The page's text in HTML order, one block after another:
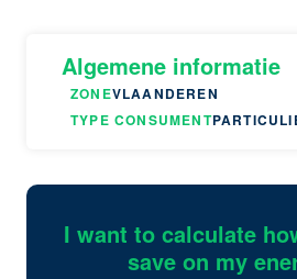
Algemene informatie
ZONEVLAANDEREN
TYPE CONSUMENT
I want to calculate
save on my